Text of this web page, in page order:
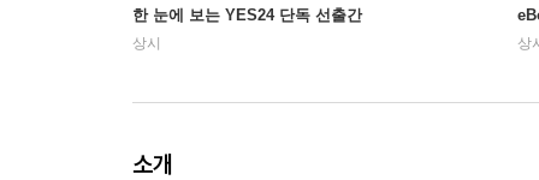
한 눈에 보는 YES24 단독 선출간
상시 상
소개